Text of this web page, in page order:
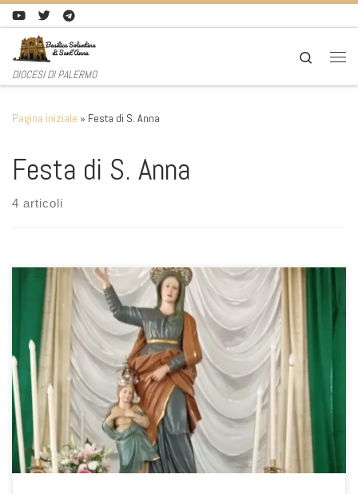
Passa al contenuto
DIOCESI DI PALERMO
Search
Pagina iniziale » Festa di S. Anna
Festa di S. Anna
4 articoli